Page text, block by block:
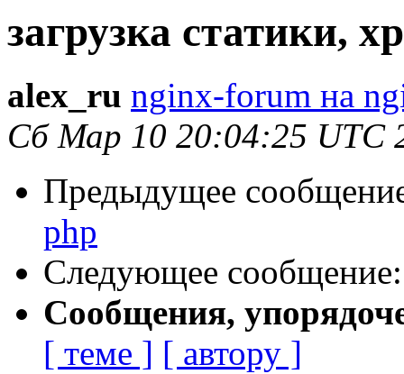
загрузка статики,
alex_ru nginx-forum на
Сб Мар 10 20:04:25 UTC
Предыдущее
php
Следующее
Сообщения,
[ теме ] [ автору ]